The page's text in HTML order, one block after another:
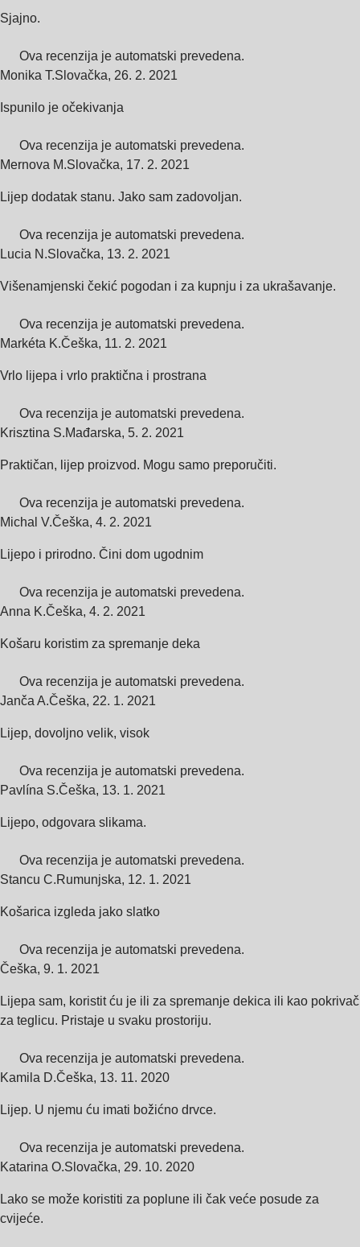
Sjajno.
Ova recenzija je automatski prevedena.
Monika T.Slovačka, 26. 2. 2021
Ispunilo je očekivanja
Ova recenzija je automatski prevedena.
Mernova M.Slovačka, 17. 2. 2021
Lijep dodatak stanu. Jako sam zadovoljan.
Ova recenzija je automatski prevedena.
Lucia N.Slovačka, 13. 2. 2021
Višenamjenski čekić pogodan i za kupnju i za ukrašavanje.
Ova recenzija je automatski prevedena.
Markéta K.Češka, 11. 2. 2021
Vrlo lijepa i vrlo praktična i prostrana
Ova recenzija je automatski prevedena.
Krisztina S.Mađarska, 5. 2. 2021
Praktičan, lijep proizvod. Mogu samo preporučiti.
Ova recenzija je automatski prevedena.
Michal V.Češka, 4. 2. 2021
Lijepo i prirodno. Čini dom ugodnim
Ova recenzija je automatski prevedena.
Anna K.Češka, 4. 2. 2021
Košaru koristim za spremanje deka
Ova recenzija je automatski prevedena.
Janča A.Češka, 22. 1. 2021
Lijep, dovoljno velik, visok
Ova recenzija je automatski prevedena.
Pavlína S.Češka, 13. 1. 2021
Lijepo, odgovara slikama.
Ova recenzija je automatski prevedena.
Stancu C.Rumunjska, 12. 1. 2021
Košarica izgleda jako slatko
Ova recenzija je automatski prevedena.
Češka, 9. 1. 2021
Lijepa sam, koristit ću je ili za spremanje dekica ili kao pokrivač
za teglicu. Pristaje u svaku prostoriju.
Ova recenzija je automatski prevedena.
Kamila D.Češka, 13. 11. 2020
Lijep. U njemu ću imati božićno drvce.
Ova recenzija je automatski prevedena.
Katarina O.Slovačka, 29. 10. 2020
Lako se može koristiti za poplune ili čak veće posude za
cvijeće.